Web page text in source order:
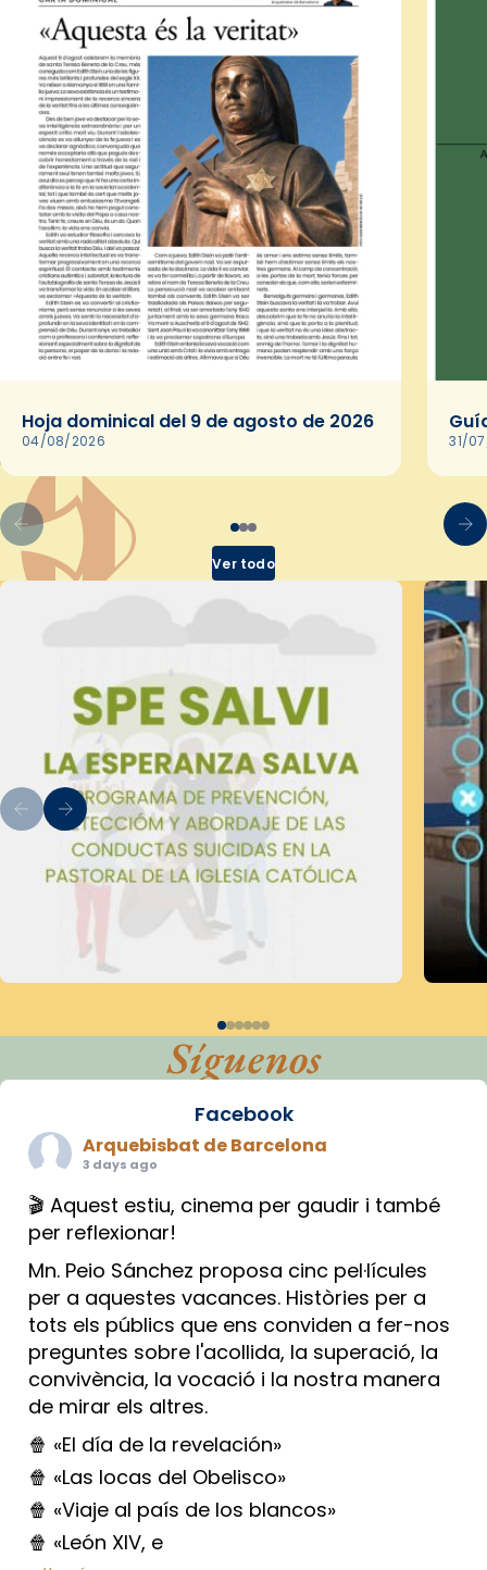
Hoja dominical del 9 de agosto de 2026
04/08/2026 31/
Ver todo
Síguenos
Facebook
Arquebisbat de Barcelona
3 days ago
🎬 Aquest estiu, cinema per gaudir i també
per reflexionar!
Mn. Peio Sánchez proposa cinc pel·lícules
per a aquestes vacances. Històries per a
tots els públics que ens conviden a fer-nos
preguntes sobre l'acollida, la superació, la
convivència, la vocació i la nostra manera
de mirar els altres.
🍿 «El día de la revelación»
🍿 «Las locas del Obelisco»
🍿 «Viaje al país de los blancos»
🍿 «León XIV, e